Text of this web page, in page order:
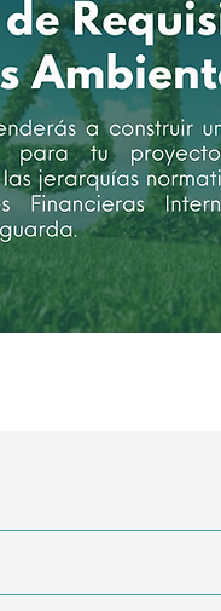
serie de seis cursos
para ser tomado de